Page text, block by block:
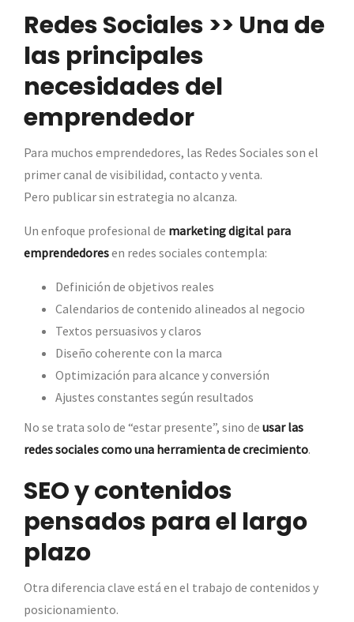
Redes Sociales >> Una de
las principales
necesidades del
emprendedor
Para muchos emprendedores, las Redes Sociales son el
primer canal de visibilidad, contacto y venta.
Pero publicar sin estrategia no alcanza.
Un enfoque profesional de marketing digital para
emprendedoresen redes sociales contempla:
Definición de objetivos reales
Calendarios de contenido alineados al negocio
Textos persuasivos y claros
Diseño coherente con la marca
Optimización para alcance y conversión
Ajustes constantes según resultados
No se trata solo de “estar presente”, sino de usar las
redes sociales como una herramienta de crecimiento.
SEO y contenidos
pensados para el largo
plazo
Otra diferencia clave está en el trabajo de contenidos y
posicionamiento.